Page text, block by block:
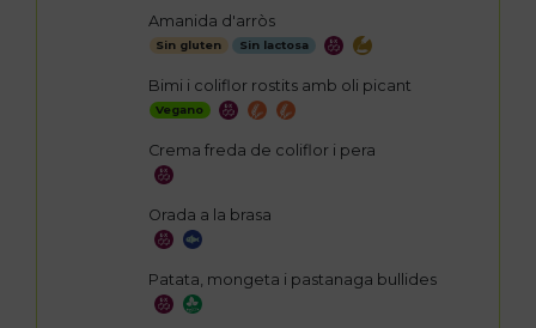
Amanida d'arròs
Sin gluten Sin lactosa
Bimi i coliflor rostits amb oli picant
Vegano
Crema freda de coliflor i pera
Orada a la brasa
Patata, mongeta i pastanaga bullides